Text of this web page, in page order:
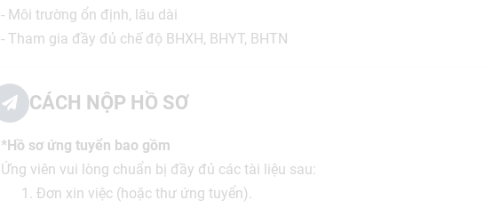
- Môi trường ổn định, lâu dài
- Tham gia đầy đủ chế độ BHXH, BHYT, BHTN
CÁCH NỘP HỒ SƠ
*Hồ sơ ứng tuyển bao gồm
Ứng viên vui lòng chuẩn bị đầy đủ các tài liệu sau:
Đơn xin việc (hoặc thư ứng tuyển).